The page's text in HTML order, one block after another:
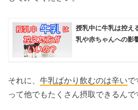
授乳中に牛乳は控え
乳や赤ちゃんへの影
それに、牛乳ばかり飲むのは辛いで
って他でもたくさん摂取できるんで